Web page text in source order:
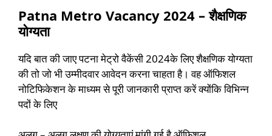
Patna Metro Vacancy 2024 – शैक्षणिक
योग्यता
यदि बात की जाए पटना मेट्रो वैकेंसी 2024के लिए शैक्षणिक योग्यता
की तो जो भी उम्मीदवार आवेदन करना चाहता है। वह ऑफिशल
नोटिफिकेशन के माध्यम से पूरी जानकारी प्राप्त करें क्योंकि विभिन्न
पदों के लिए